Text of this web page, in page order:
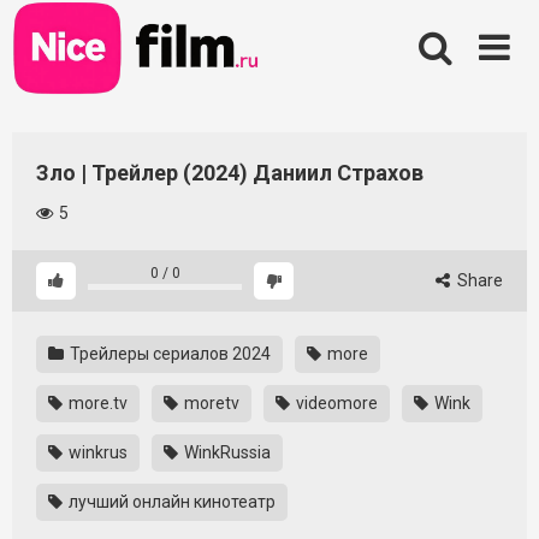
Skip
to
content
Зло | Трейлер (2024) Даниил Страхов
5
0 / 0 Share
Трейлеры сериалов 2024 more
more.tv moretv videomore Wink
winkrus WinkRussia
лучший онлайн кинотеатр